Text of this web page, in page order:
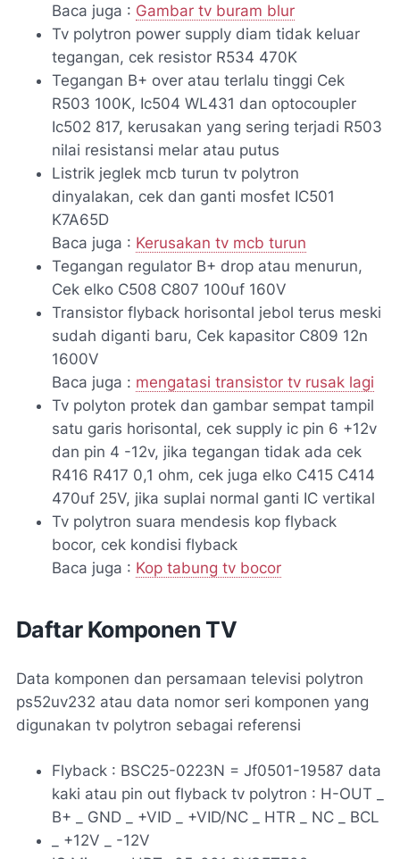
Baca juga : Gambar tv buram blur
Tv polytron power supply diam tidak keluar
tegangan, cek resistor R534 470K
Tegangan B+ over atau terlalu tinggi Cek
R503 100K, Ic504 WL431 dan optocoupler
Ic502 817, kerusakan yang sering terjadi R503
nilai resistansi melar atau putus
Listrik jeglek mcb turun tv polytron
dinyalakan, cek dan ganti mosfet IC501
K7A65D
Baca juga : Kerusakan tv mcb turun
Tegangan regulator B+ drop atau menurun,
Cek elko C508 C807 100uf 160V
Transistor flyback horisontal jebol terus meski
sudah diganti baru, Cek kapasitor C809 12n
1600V
Baca juga : mengatasi transistor tv rusak lagi
Tv polyton protek dan gambar sempat tampil
satu garis horisontal, cek supply ic pin 6 +12v
dan pin 4 -12v, jika tegangan tidak ada cek
R416 R417 0,1 ohm, cek juga elko C415 C414
470uf 25V, jika suplai normal ganti IC vertikal
Tv polytron suara mendesis kop flyback
bocor, cek kondisi flyback
Baca juga : Kop tabung tv bocor
Daftar Komponen TV
Data komponen dan persamaan televisi polytron
ps52uv232 atau data nomor seri komponen yang
digunakan tv polytron sebagai referensi
Flyback : BSC25-0223N = Jf0501-19587 data
kaki atau pin out flyback tv polytron : H-OUT _
B+ _ GND _ +VID _ +VID/NC _ HTR _ NC _ BCL
_ +12V _ -12V